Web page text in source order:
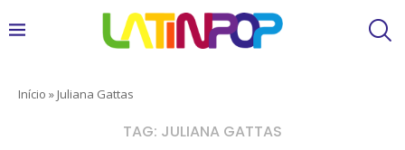
Início » Juliana Gattas
TAG: JULIANA GATTAS